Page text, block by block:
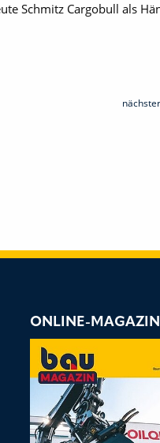
Schmitz Cargobull als
ONLINE-MAGAZIN